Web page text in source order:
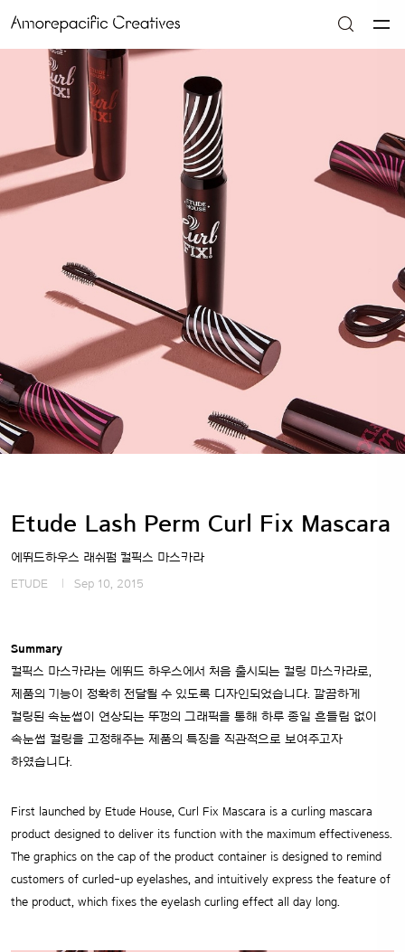
Etude Lash Perm Curl Fix Mascara
에뛰드하우스 래쉬펌 컬픽스 마스카라
ETUDE Sep 10, 2015
Summary
컬픽스 마스카라는 에뛰드 하우스에서 처음 출시되는 컬링 마스카라로,
제품의 기능이 정확히 전달될 수 있도록 디자인되었습니다. 깔끔하게
컬링된 속눈썹이 연상되는 뚜껑의 그래픽을 통해 하루 종일 흔들림 없이
속눈썹 컬링을 고정해주는 제품의 특징을 직관적으로 보여주고자
하였습니다.
First launched by Etude House, Curl Fix Mascara is a curling mascara
product designed to deliver its function with the maximum effectiveness.
The graphics on the cap of the product container is designed to remind
customers of curled-up eyelashes, and intuitively express the feature of
the product, which fixes the eyelash curling effect all day long.